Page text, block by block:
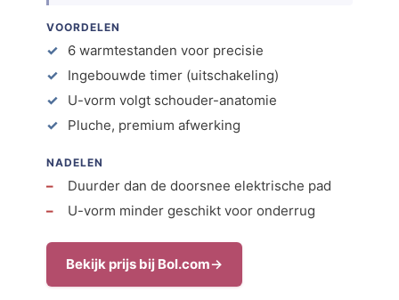
VOORDELEN
6 warmtestanden voor precisie
Ingebouwde timer (uitschakeling)
U-vorm volgt schouder-anatomie
Pluche, premium afwerking
NADELEN
Duurder dan de doorsnee elektrische pad
U-vorm minder geschikt voor onderrug
Bekijk prijs bij Bol.com